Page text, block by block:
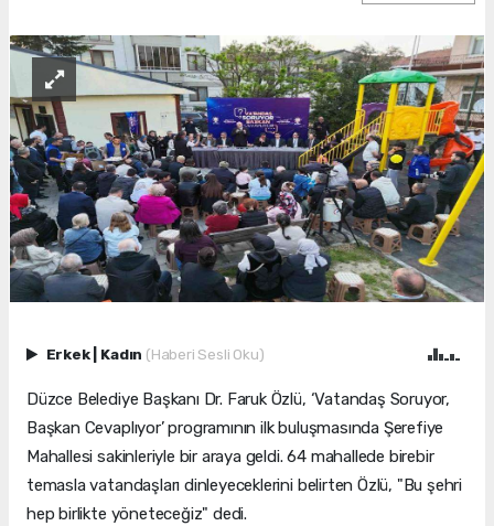
Erkek Kadın (Haberi Sesli Oku)
Düzce Belediye Başkanı Dr. Faruk Özlü, ‘Vatandaş Soruyor,
Başkan Cevaplıyor’ programının ilk buluşmasında Şerefiye
Mahallesi sakinleriyle bir araya geldi. 64 mahallede birebir
temasla vatandaşları dinleyeceklerini belirten Özlü, "Bu şehri
hep birlikte yöneteceğiz" dedi.